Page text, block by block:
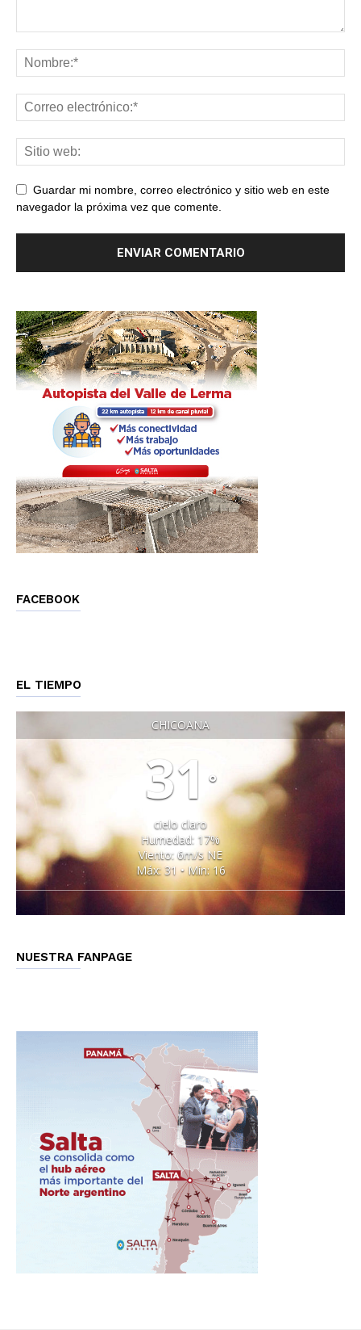
Guardar mi nombre, correo electrónico y sitio web en este
navegador la próxima vez que comente.
FACEBOOK
EL TIEMPO
CHICOANA
31 °
cielo claro
Humedad: 17%
Viento: 6m/s NE
Máx: 31 • Mín: 16
NUESTRA FANPAGE